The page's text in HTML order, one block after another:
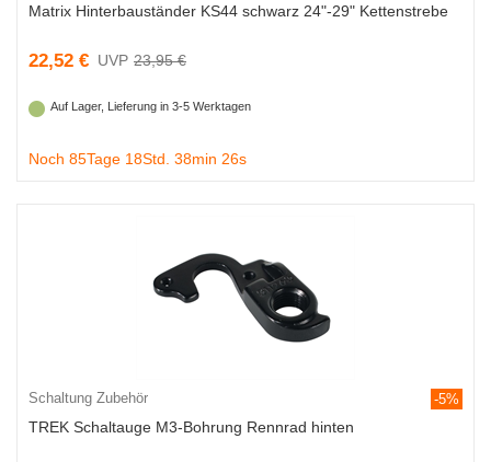
Matrix Hinterbauständer KS44 schwarz 24"-29" Kettenstrebe
22,52 € 23,95 €
Auf Lager, Lieferung in 3-5 Werktagen
Noch 85Tage 18Std. 38min 25s
Schaltung Zubehör -5%
TREK Schaltauge M3-Bohrung Rennrad hinten